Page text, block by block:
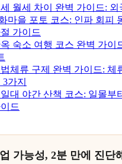
월세 차이 완벽 가이드: 외
마을 포토 코스: 인파 회피
가이드
숙소 여행 코스 완벽 가이
체류 구제 완벽 가이드: 체
가지
대 야간 산책 코스: 일몰부
드
가능성, 2분 만에 진단